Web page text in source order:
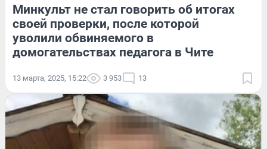
Минкульт не стал говорить об итогах
своей проверки, после которой
уволили обвиняемого в
домогательствах педагога в Чите
13 марта, 2025, 15:22 3 953 13